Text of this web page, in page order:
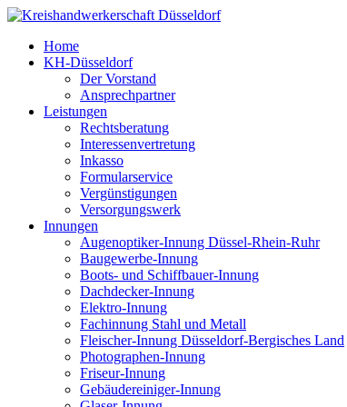
Home
KH-Düsseldorf
Der Vorstand
Ansprechpartner
Leistungen
Rechtsberatung
Interessenvertretung
Inkasso
Formularservice
Vergünstigungen
Versorgungswerk
Innungen
Augenoptiker-Innung Düssel-Rhein-Ruhr
Baugewerbe-Innung
Boots- und Schiffbauer-Innung
Dachdecker-Innung
Elektro-Innung
Fachinnung Stahl und Metall
Fleischer-Innung Düsseldorf-Bergisches Land
Photographen-Innung
Friseur-Innung
Gebäudereiniger-Innung